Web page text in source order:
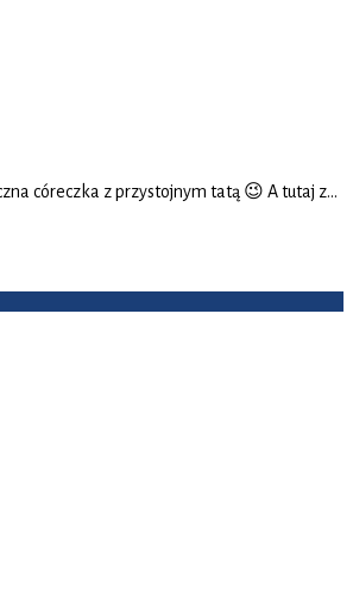
córeczka z przystojnym tatą 😉 A tutaj z…